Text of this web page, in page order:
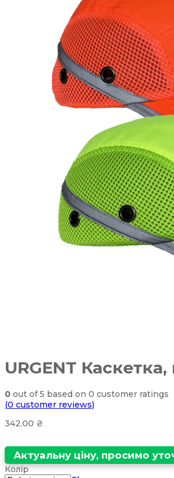
URGENT
0 out of5 based on 0 customer ratings
(0 customer reviews)
342.00 ₴
Актуальну ціну, просимо
Колір